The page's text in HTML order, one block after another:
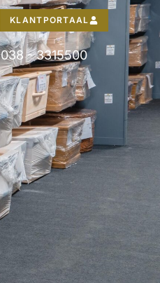
KLANTPORTAAL
038 - 3315500